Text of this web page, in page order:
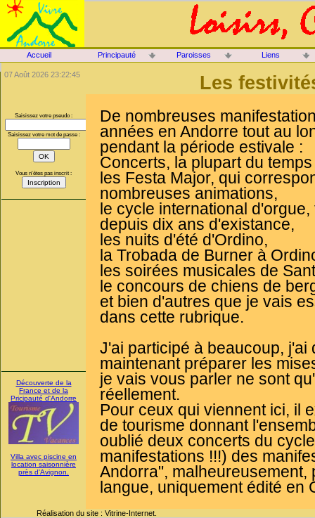
Les
Saisissez votre pseudo :
Saisissez votre mot de passe :
Vous n'êtes pas inscrit :
Découverte de la
France et de la
Pricipauté d'Andorre
Villa avec piscine en
location saisonnière
près d'Avignon.
De nombreuses
années en Andorre tout au
pendant la période estivale :
Concerts, la plupart du
les Festa Major, qui
nombreuses animations,
le cycle international
depuis dix ans d'existance,
les nuits d'été d'Ordino,
la Trobada de Burner à
les soirées musicales de
le concours de chiens de
et bien d'autres que je vais
dans cette rubrique.
J'ai participé à beaucoup,
maintenant préparer les
je vais vous parler ne sont
réellement.
Pour ceux qui viennent ici, il
de tourisme donnant
oublié deux concerts du
manifestations !!!) des
Andorra",
langue, uniquement édité en
Réalisation du site : Vitrine-Internet.
07 Août 2026 23:22:45
Accueil Principauté Paroisses Liens